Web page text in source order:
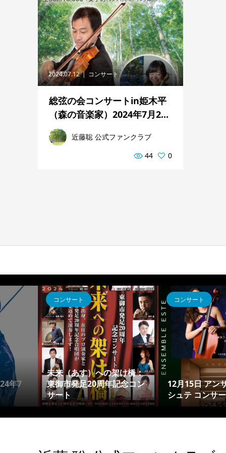
2024.07.12 コンサート
総弦の会コンサートin姫木平
（森の音楽家）2024年7月2...
近藤聡 公式ファンクラブ
44
0
年7
コンサート
未来（あす）への架け橋：
東御市発足20周年記念コン
サート
コンサート
12月15日 アン
シュテ コンサ